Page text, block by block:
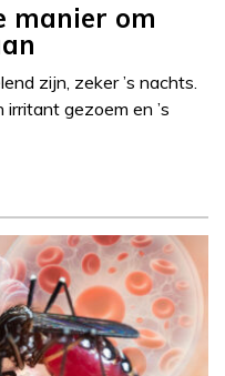
manier om
zijn, zeker ’s nachts.
gezoem en ’s